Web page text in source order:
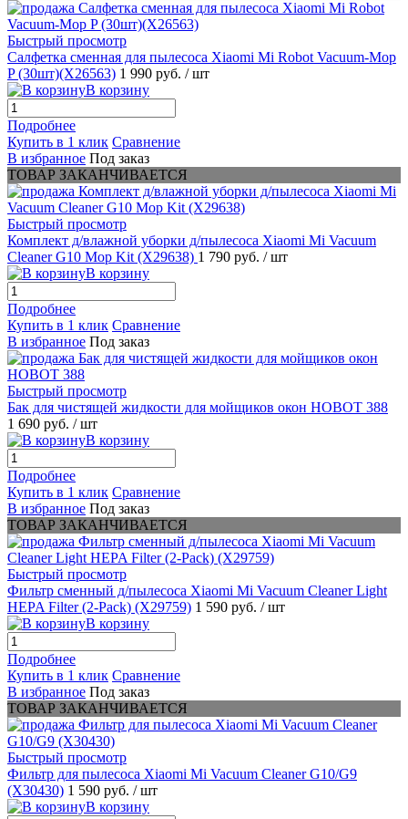
Быстрый просмотр
Салфетка сменная для пылесоса Xiaomi Mi Robot Vacuum-Mop
P (30шт)(X26563) 1 990 руб. / шт
В корзину
Подробнее
Купить в 1 клик Сравнение
В избранное Под заказ
ТОВАР ЗАКАНЧИВАЕТСЯ
Быстрый просмотр
Комплект д/влажной уборки д/пылесоса Xiaomi Mi Vacuum
Cleaner G10 Mop Kit (X29638) 1 790 руб. / шт
В корзину
Подробнее
Купить в 1 клик Сравнение
В избранное Под заказ
Быстрый просмотр
Бак для чистящей жидкости для мойщиков окон HOBOT 388
1 690 руб. / шт
В корзину
Подробнее
Купить в 1 клик Сравнение
В избранное Под заказ
ТОВАР ЗАКАНЧИВАЕТСЯ
Быстрый просмотр
Фильтр сменный д/пылесоса Xiaomi Mi Vacuum Cleaner Light
HEPA Filter (2-Pack) (X29759) 1 590 руб. / шт
В корзину
Подробнее
Купить в 1 клик Сравнение
В избранное Под заказ
ТОВАР ЗАКАНЧИВАЕТСЯ
Быстрый просмотр
Фильтр для пылесоса Xiaomi Mi Vacuum Cleaner G10/G9
(X30430) 1 590 руб. / шт
В корзину